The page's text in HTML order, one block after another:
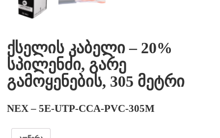
ქსელის კაბელი – 20%
სპილენძი, გარე
გამოყენების, 305 მეტრი
NEX – 5E-UTP-CCA-PVC-305M